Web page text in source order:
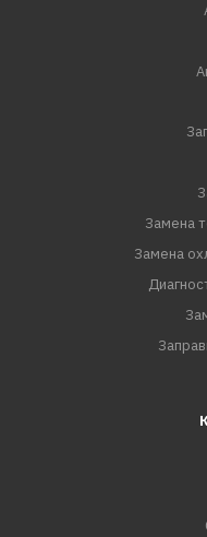
Замена
Замена